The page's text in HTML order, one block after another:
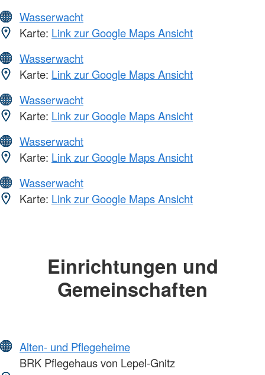
Wasserwacht
Karte: Link zur Google Maps Ansicht
Wasserwacht
Karte: Link zur Google Maps Ansicht
Wasserwacht
Karte: Link zur Google Maps Ansicht
Wasserwacht
Karte: Link zur Google Maps Ansicht
Wasserwacht
Karte: Link zur Google Maps Ansicht
Einrichtungen und
Gemeinschaften
Alten- und Pflegeheime
BRK Pflegehaus von Lepel-Gnitz